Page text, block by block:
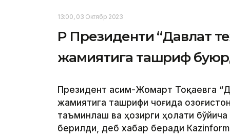
13:00, 03 Октябр 2023
ҚР Президенти “Давлат
жамиятига ташриф
Президент Қасим-Жомарт Тоқаевга
жамиятига ташрифи чоғида
таъминлаш ва ҳозирги ҳолати
берилди, деб хабар беради